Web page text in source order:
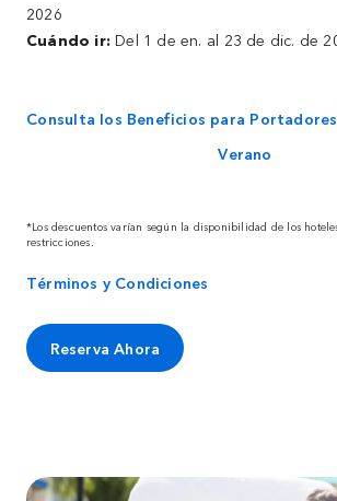
2026
Cuándo ir: Del 1 de en. al 23 de dic. de
Consulta los Beneficios para
Verano
*Los descuentos varían según la disponibilidad de los
restricciones.
Términos y Condiciones
Reserva Ahora